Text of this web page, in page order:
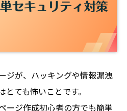
ジが、ハッキングや情報漏洩
ても怖いことです。
ージ作成初心者の方でも簡単